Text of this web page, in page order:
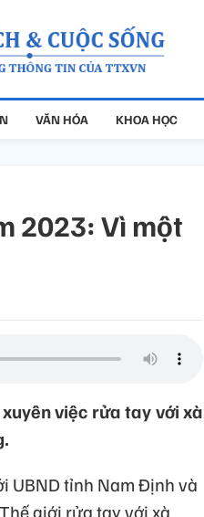
VĂN HÓA KHOA HỌC
2023: Vì một
việc rửa tay với xà
UBND tỉnh Nam Định và
giới rửa tay với xà